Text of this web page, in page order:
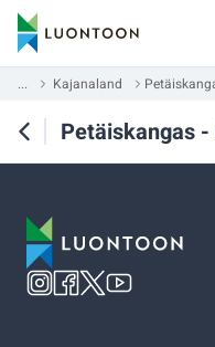
... Kajanaland
Petäiskangas